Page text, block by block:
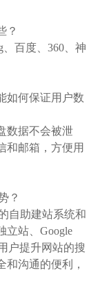
？
百度、360、神
如何保证用户数
数据不会被泄
和邮箱，方便用
？
自助建站系统和
立站、Google
户提升网站的搜
沟通的便利，